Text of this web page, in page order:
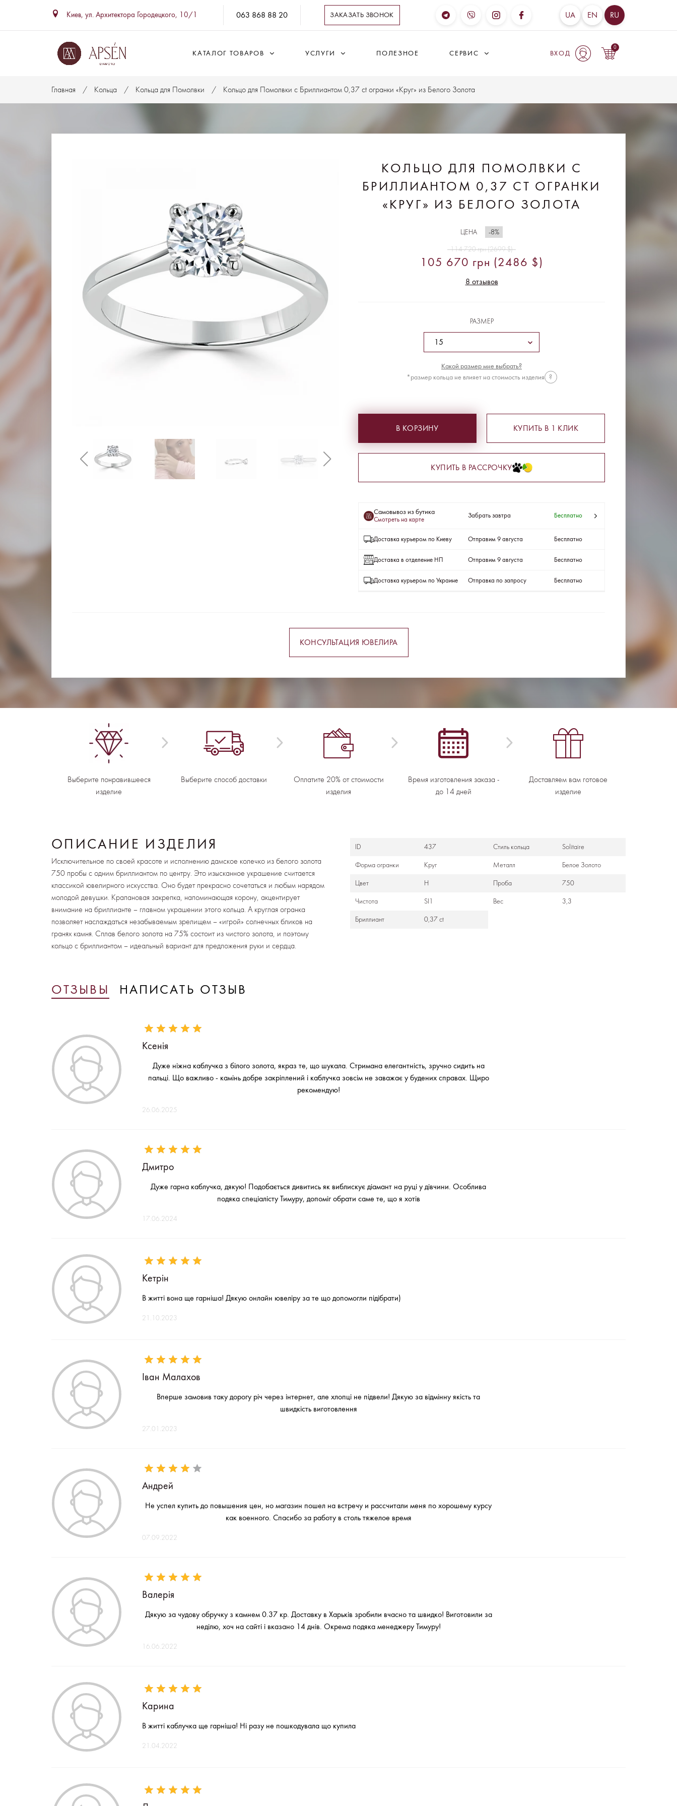
Киев, ул. Архитектора Городецкого, 10/1 063 868 88 20 ЗАКАЗАТЬ ЗВОНОК UA EN RU
КАТАЛОГ ТОВАРОВ УСЛУГИ ПОЛЕЗНОЕ СЕРВИС ВХОД
0
Главная Кольца Кольца для Помолвки Кольцо для Помолвки с Бриллиантом 0,37 ct огранки «Круг» из Белого Золота
КОЛЬЦО ДЛЯ ПОМОЛВКИ С
БРИЛЛИАНТОМ 0,37 CT ОГРАНКИ
«КРУГ» ИЗ БЕЛОГО ЗОЛОТА
ЦЕНА -8%
114 720 грн (2699 $)
105 670 грн (2486 $)
8 отзывов
РАЗМЕР
Какой размер мне выбрать?
*размер кольца не влияет на стоимость изделия
?
В КОРЗИНУ
КУПИТЬ В РАССРОЧКУ
КУПИТЬ В 1 КЛИК
Самовывоз из бутика
Смотреть на карте
Забрать завтра Бесплатно
Доставка курьером по Киеву Отправим 9 августа Бесплатно
Доставка в отделение НП Отправим 9 августа Бесплатно
Доставка курьером по Украине Отправка по запросу Бесплатно
КОНСУЛЬТАЦИЯ ЮВЕЛИРА
Выберите понравившееся
изделие
Выберите способ доставки
Оплатите 20% от стоимости
изделия
Время изготовления заказа -
до 14 дней
Доставляем вам готовое
изделие
ОПИСАНИЕ ИЗДЕЛИЯ
Исключительное по своей красоте и исполнению дамское колечко из белого золота
750 пробы с одним бриллиантом по центру. Это изысканное украшение считается
классикой ювелирного искусства. Оно будет прекрасно сочетаться и любым нарядом
молодой девушки. Крапановая закрепка, напоминающая корону, акцентирует
внимание на бриллианте – главном украшении этого кольца. А круглая огранка
позволяет наслаждаться незабываемым зрелищем – «игрой» солнечных бликов на
гранях камня. Сплав белого золота на 75% состоит из чистого золота, и поэтому
кольцо с бриллиантом – идеальный вариант для предложения руки и сердца.
ID 437 Стиль кольца Solitaire
Формa огранки Круг Металл Белое Золото
Цвет H Проба 750
Чистота SI1 Вес 3,3
Бриллиант 0,37 ct
ОТЗЫВЫ НАПИСАТЬ ОТЗЫВ
Ксенія
Дуже ніжна каблучка з білого золота, якраз те, що шукала. Стримана елегантність, зручно сидить на
пальці. Що важливо - камінь добре закріплений і каблучка зовсім не заважає у будених справах. Щиро
рекомендую!
26.06.2025
Дмитро
Дуже гарна каблучка, дякую! Подобається дивитись як виблискує діамант на руці у дівчини. Особлива
подяка спеціалісту Тимуру, допоміг обрати саме те, що я хотів
17.06.2024
Кетрін
В житті вона ще гарніша! Дякую онлайн ювеліру за те що допомогли підібрати)
21.10.2023
Іван Малахов
Вперше замовив таку дорогу річ через інтернет, але хлопці не підвели! Дякую за відмінну якість та
швидкість виготовлення
27.01.2023
Андрей
Не успел купить до повышения цен, но магазин пошел на встречу и рассчитали меня по хорошему курсу
как военного. Спасибо за работу в столь тяжелое время
07.09.2022
Валерія
Дякую за чудову обручку з камнем 0.37 кр. Доставку в Харьків зробили вчасно та швидко! Виготовили за
неділю, хоч на сайті і вказано 14 днів. Окрема подяка менеджеру Тимуру!
16.06.2022
Карина
В житті каблучка ще гарніша! Ні разу не пошкодувала що купила
21.04.2022